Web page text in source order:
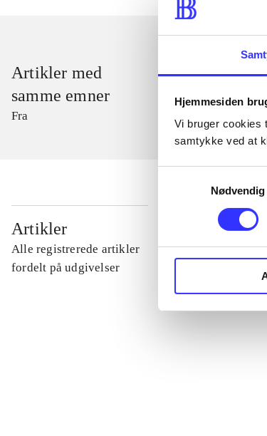
Hjemmesiden
Vi bruger cookies
samtykke ved at
Nødvendig
Artikler med
samme emner
Fra
Artikler
Alle registrerede artikler
fordelt på udgivelser
...
...